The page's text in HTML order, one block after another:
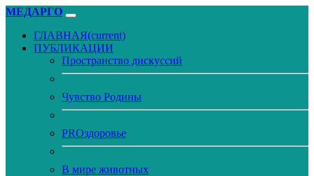
МЕДАРГО
ГЛАВНАЯ(current)
ПУБЛИКАЦИИ
Пространство дискуссий
Чувство Родины
PROздоровье
В мире животных